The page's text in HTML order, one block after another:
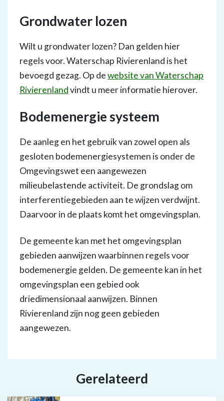
Grondwater lozen
Wilt u grondwater lozen? Dan gelden hier
regels voor. Waterschap Rivierenland is het
bevoegd gezag. Op dewebsite van Waterschap
Rivierenlandvindt u meer informatie hierover.
Bodemenergie systeem
De aanleg en het gebruik van zowel open als
gesloten bodemenergiesystemen is onder de
Omgevingswet een aangewezen
milieubelastende activiteit. De grondslag om
interferentiegebieden aan te wijzen verdwijnt.
Daarvoor in de plaats komt het omgevingsplan.
De gemeente kan met het omgevingsplan
gebieden aanwijzen waarbinnen regels voor
bodemenergie gelden. De gemeente kan in het
omgevingsplan een gebied ook
driedimensionaal aanwijzen. Binnen
Rivierenland zijn nog geen gebieden
aangewezen.
Gerelateerd